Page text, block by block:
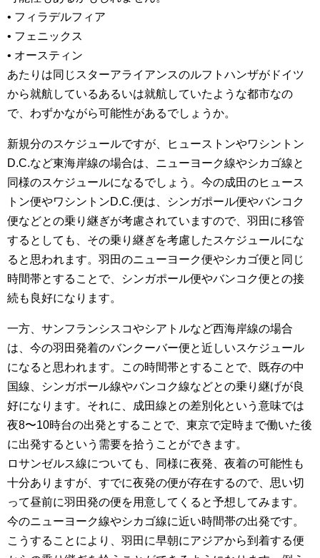
• フィラデルフィア
• フェニックス
• オースティン
あたりは同じスターアライアンスのルフトハンザがドイツ
から就航しているあるいは就航していたような都市なの
で、わずかながら可能性があるでしょうか。
新規分のスケジュールですが、ヒューストンやワシントン
D.C.など東海岸線の場合は、ニューヨーク線やシカゴ線と
同様のスケジュールになるでしょう。今の成田のヒュース
トン便やワシントンD.C.便は、シンガポール便やバンコク
便などとの乗り継ぎが考慮されていますので、羽田に移管
するとしても、その乗り継ぎを考慮したスケジュールにな
ると思われます。羽田のニューヨーク便やシカゴ便と同じ
時間帯とすることで、シンガポール便やバンコク便との接
続も良好になります。
一方、サンフランシスコやシアトルなど西海岸線の場合
は、今の羽田発着のバンクーバー便と近しいスケジュール
になると思われます。この時間帯とすることで、既存の中
国線、シンガポール線やバンコク線などとの乗り継げが良
好になります。それに、成田線との差別化という意味では
夜8〜10時台の出発とすることで、東京で定時まで働いた後
に出発するという需要を拾うことができます。
ロサンゼルス線についても、同様に夜発、夜着の可能性も
十分ありますが、すでに夜発の便が存在するので、思い切
って昼前に羽田発の便を用意してくると予想してみます。
今のニューヨーク線やシカゴ線に近い時間帯の出発です。
こうすることにより、羽田に早朝にアジアから到着する便